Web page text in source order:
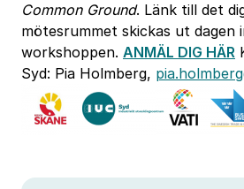
Common Ground. Länk till det
mötesrummet skickas ut dagen
workshoppen. ANMÄL DIG HÄR
Syd: Pia Holmberg,